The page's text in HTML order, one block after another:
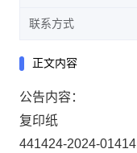
联系方式
正文内容
公告内容：
复印纸
441424-2024-01414